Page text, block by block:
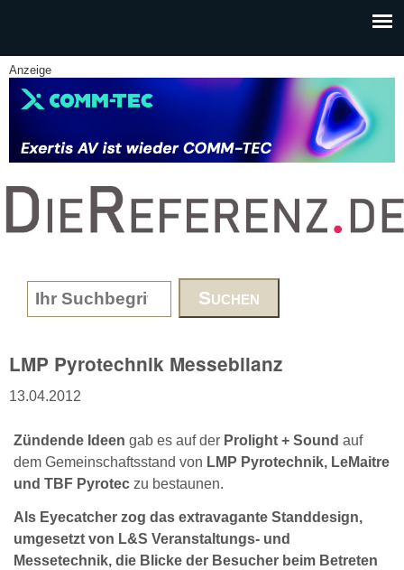
Anzeige
www.DieReferenz.de
Search form
LMP Pyrotechnik Messebilanz
13.04.2012
Zündende Ideen gab es auf der Prolight + Sound auf
dem Gemeinschaftsstand von LMP Pyrotechnik, LeMaitre
und TBF Pyrotec zu bestaunen.
Als Eyecatcher zog das extravagante Standdesign,
umgesetzt von L&S Veranstaltungs- und
Messetechnik, die Blicke der Besucher beim Betreten